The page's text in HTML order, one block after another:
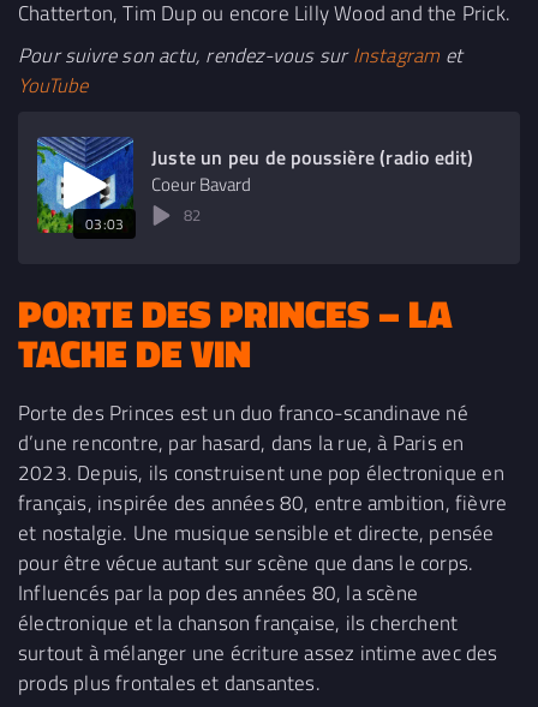
Chatterton, Tim Dup ou encore Lilly Wood and the Prick.
Pour suivre son actu, rendez-vous surInstagram et
YouTube
Juste un peu de poussière (radio edit)
Coeur Bavard
03:03 82
PORTE DES PRINCES – LA
TACHE DE VIN
Porte des Princes est un duo franco-scandinave né
d’une rencontre, par hasard, dans la rue, à Paris en
2023. Depuis, ils construisent une pop électronique en
français, inspirée des années 80, entre ambition, fièvre
et nostalgie. Une musique sensible et directe, pensée
pour être vécue autant sur scène que dans le corps.
Influencés par la pop des années 80, la scène
électronique et la chanson française, ils cherchent
surtout à mélanger une écriture assez intime avec des
prods plus frontales et dansantes.